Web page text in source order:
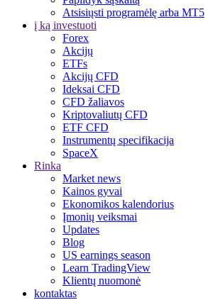
Atsisiųsti programėlę arba MT5
į ką investuoti
Forex
Akcijų
ETFs
Akcijų CFD
Ideksai CFD
CFD žaliavos
Kriptovaliutų CFD
ETF CFD
Instrumentų specifikacija
SpaceX
Rinka
Market news
Kainos gyvai
Ekonomikos kalendorius
Įmonių veiksmai
Updates
Blog
US earnings season
Learn TradingView
Klientų nuomonė
kontaktas